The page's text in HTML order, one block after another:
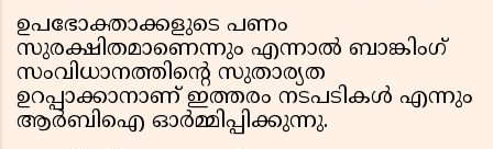
ഉപഭോക്താക്കളുടെ പണം
സുരക്ഷിതമാണെന്നും എന്നാൽ ബാങ്കിംഗ്
സംവിധാനത്തിന്റെ സുതാര്യത
ഉറപ്പാക്കാനാണ് ഇത്തരം നടപടികൾ എന്നും
ആർബിഐ ഓർമ്മിപ്പിക്കുന്നു.